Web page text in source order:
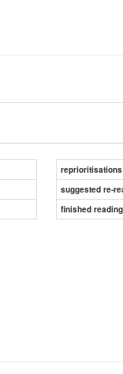
reprioritisations
suggested re-
finished